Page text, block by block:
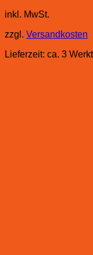
inkl. MwSt.
zzgl. Versandkosten
Lieferzeit: ca. 3